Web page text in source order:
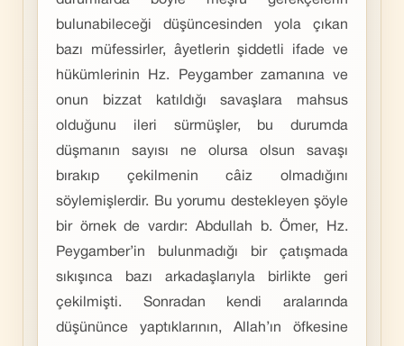
bulunabileceği düşüncesinden yola çıkan
bazı müfessirler, âyetlerin şiddetli ifade ve
hükümlerinin Hz. Peygamber zamanına ve
onun bizzat katıldığı savaşlara mahsus
olduğunu ileri sürmüşler, bu durumda
düşmanın sayısı ne olursa olsun savaşı
bırakıp çekilmenin câiz olmadığını
söylemişlerdir. Bu yorumu destekleyen şöyle
bir örnek de vardır: Abdullah b. Ömer, Hz.
Peygamber’in bulunmadığı bir çatışmada
sıkışınca bazı arkadaşlarıyla birlikte geri
çekilmişti. Sonradan kendi aralarında
düşününce yaptıklarının, Allah’ın öfkesine